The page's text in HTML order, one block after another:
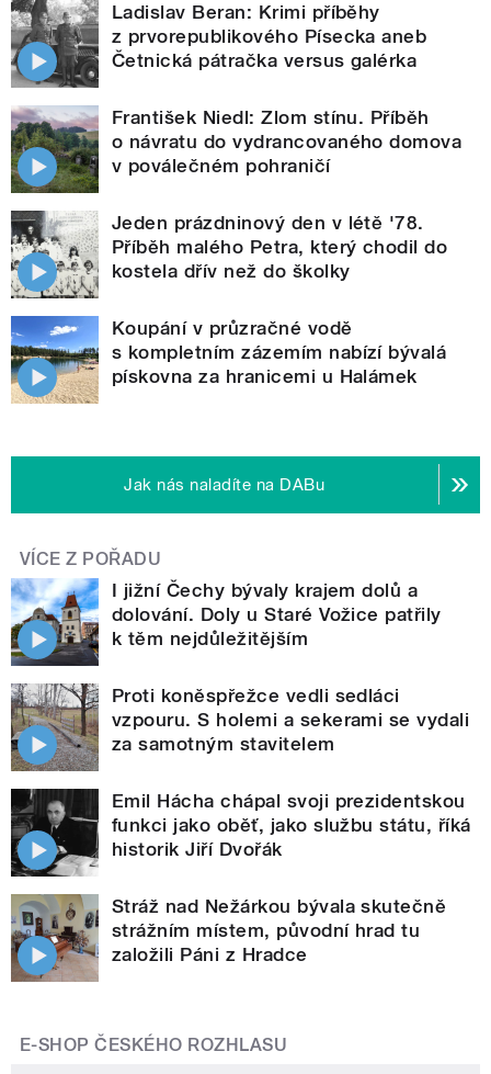
Ladislav Beran: Krimi příběhy
z prvorepublikového Písecka aneb
Četnická pátračka versus galérka
František Niedl: Zlom stínu. Příběh
o návratu do vydrancovaného domova
v poválečném pohraničí
Jeden prázdninový den v létě '78.
Příběh malého Petra, který chodil do
kostela dřív než do školky
Koupání v průzračné vodě
s kompletním zázemím nabízí bývalá
pískovna za hranicemi u Halámek
Jak nás naladíte na DABu
VÍCE Z POŘADU
I jižní Čechy bývaly krajem dolů a
dolování. Doly u Staré Vožice patřily
k těm nejdůležitějším
Proti koněspřežce vedli sedláci
vzpouru. S holemi a sekerami se vydali
za samotným stavitelem
Emil Hácha chápal svoji prezidentskou
funkci jako oběť, jako službu státu, říká
historik Jiří Dvořák
Stráž nad Nežárkou bývala skutečně
strážním místem, původní hrad tu
založili Páni z Hradce
E-SHOP ČESKÉHO ROZHLASU